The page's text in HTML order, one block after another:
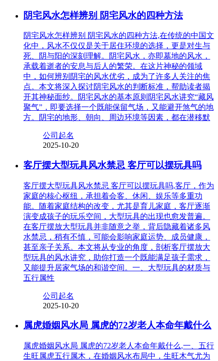
阴宅风水怎样辨别 阴宅风水的四种方法
阴宅风水怎样辨别 阴宅风水的四种方法,在传统的中国文
化中，风水不仅仅是关于居住环境的选择，更是对生与
死、阴与阳的深刻理解。阴宅风水，亦即墓地的风水，
承载着逝者的安息与后人的繁荣。在这片神秘的领域
中，如何辨别阴宅的风水优劣，成为了许多人关注的焦
点。本文将深入探讨阴宅风水的判断标准，帮助读者揭
开其神秘面纱。阴宅风水的基本原则阴宅风水讲究“藏风
聚气”，即要选择一个既能保留气场，又能避开煞气的地
方。阴宅的地形、朝向、周边环境等因素，都在潜移默
公司起名
2025-10-20
客厅摆大型玩具风水禁忌 客厅可以摆玩具吗
客厅摆大型玩具风水禁忌 客厅可以摆玩具吗,客厅，作为
家庭的核心枢纽，承担着会客、休闲、娱乐等多重功
能。随着家庭结构的改变，尤其是育儿家庭，客厅逐渐
演变成孩子的玩乐空间，大型玩具的出现也愈发普遍。
在客厅摆放大型玩具并非随意之举，背后隐藏着诸多风
水禁忌，稍有不慎，可能会影响家庭运势、成员健康，
甚至亲子关系。本文将从专业的角度，剖析客厅摆放大
型玩具的风水讲究，助你打造一个既能满足孩子需求，
又能提升居家气场的和谐空间。一、大型玩具的材质与
五行属性
公司起名
2025-10-20
属虎婚姻风水局 属虎的72岁老人本命年戴什么
属虎婚姻风水局 属虎的72岁老人本命年戴什么,一、五行
生旺属虎五行属木，在婚姻风水布局中，生旺木气尤为